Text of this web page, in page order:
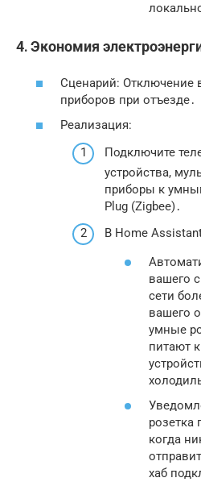
4․ Экономия
Сценарий: Отключение
приборов при отъезде․
Реализация:
Подключите
устройства,
приборы к
Plug (Zigbee)․
В Home
вашего
сети
вашего
умные
питают
розетка
когда
хаб